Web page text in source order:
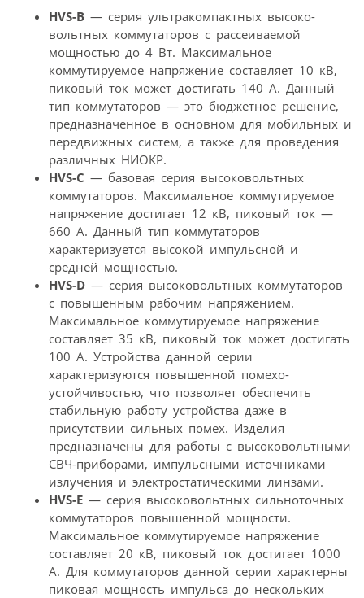
HVS-B — серия ультракомпактных высоко­
вольтных коммутаторов с рассеиваемой
мощностью до 4 Вт. Максимальное
коммутируемое напряжение составляет 10 кВ,
пиковый ток может достигать 140 А. Данный
тип коммутаторов — это бюджетное решение,
предназначенное в основном для мобильных и
передвижных систем, а также для проведения
различных НИОКР.
HVS-C — базовая серия высоковольтных
коммутаторов. Максимальное коммутируемое
напряжение достигает 12 кВ, пиковый ток —
660 А. Данный тип коммутаторов
характеризуется высокой импульсной и
средней мощностью.
HVS-D — серия высоковольтных коммутаторов
с повышенным рабочим напряжением.
Максимальное коммутируемое напряжение
составляет 35 кВ, пиковый ток может достигать
100 А. Устройства данной серии
характеризуются повышенной помехо­
устойчивостью, что позволяет обеспечить
стабильную работу устройства даже в
присутствии сильных помех. Изделия
предназначены для работы с высоковольтными
СВЧ-приборами, импульсными источниками
излучения и электростатическими линзами.
HVS-E — серия высоковольтных сильноточных
коммутаторов повышенной мощности.
Максимальное коммутируемое напряжение
составляет 20 кВ, пиковый ток достигает 1000
А. Для коммутаторов данной серии характерны
пиковая мощность импульса до нескольких